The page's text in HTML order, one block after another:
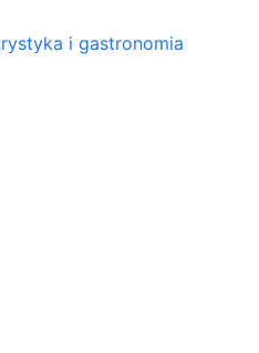
i gastronomia